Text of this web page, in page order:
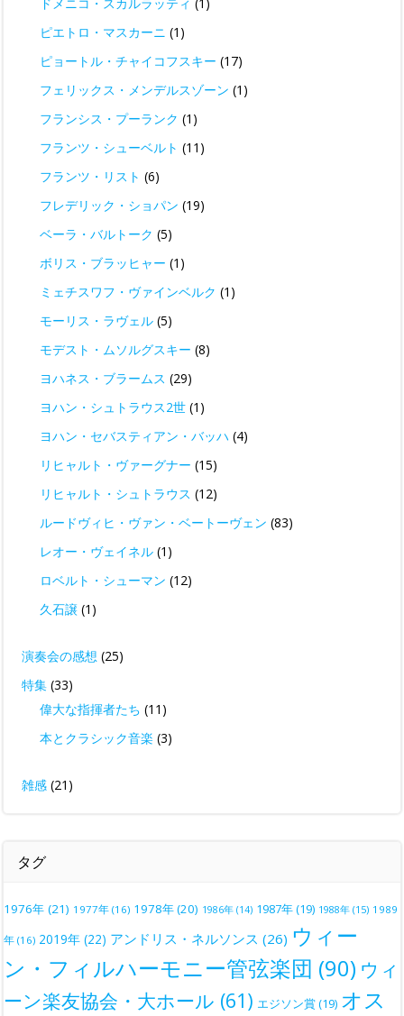
ドメニコ・スカルラッティ (1)
ピエトロ・マスカーニ (1)
ピョートル・チャイコフスキー (17)
フェリックス・メンデルスゾーン (1)
フランシス・プーランク (1)
フランツ・シューベルト (11)
フランツ・リスト (6)
フレデリック・ショパン (19)
ベーラ・バルトーク (5)
ボリス・ブラッヒャー (1)
ミェチスワフ・ヴァインベルク (1)
モーリス・ラヴェル (5)
モデスト・ムソルグスキー (8)
ヨハネス・ブラームス (29)
ヨハン・シュトラウス2世 (1)
ヨハン・セバスティアン・バッハ (4)
リヒャルト・ヴァーグナー (15)
リヒャルト・シュトラウス (12)
ルードヴィヒ・ヴァン・ベートーヴェン (83)
レオー・ヴェイネル (1)
ロベルト・シューマン (12)
久石譲 (1)
演奏会の感想 (25)
特集 (33)
偉大な指揮者たち (11)
本とクラシック音楽 (3)
雑感 (21)
タグ
1976年 (21) 1977年 (16) 1978年(20) 1986年 (14) 1987年(19) 1988年 (15) 1989
年 (16) 2019年 (22) アンドリス・ネルソンス (26) ウィー
ン・フィルハーモニー管弦楽団 (90) ウィ
ーン楽友協会・大ホール (61) エジソン賞(19) オス